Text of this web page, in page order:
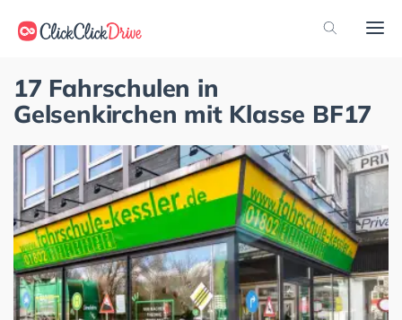
17 Fahrschulen in
Gelsenkirchen mit Klasse BF17